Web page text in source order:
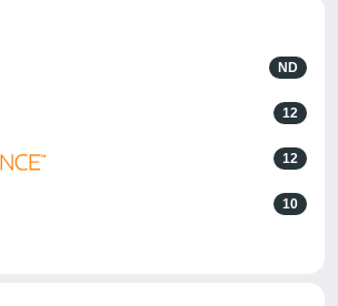
ND
12
12
10